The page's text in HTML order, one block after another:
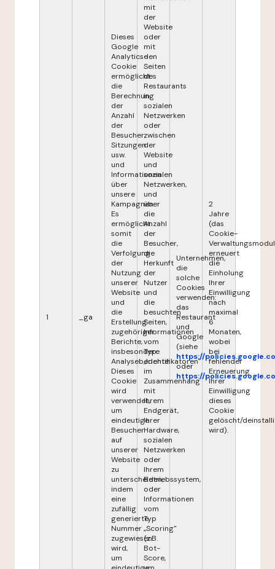
1 _ga
Dieses
Google
Analytics-
Cookie
ermöglicht
die
Berechnung
der
Anzahl
der
Besucher,
Sitzungen
usw.
und
Informationen
über
unsere
Kampagnen.
Es
ermöglicht
somit
die
Verfolgung
der
Nutzung
unserer
Website
und
die
Erstellung
zugehöriger
Berichte,
insbesondere
Analyseberichte.
Dieses
Cookie
wird
verwendet,
um
eindeutige
Besucher
auf
unserer
Website
zu
unterscheiden,
indem
eine
zufällig
generierte
Nummer
zugewiesen
wird,
um
mit
der
Website
oder
mit
den
Seiten
des
Restaurants
in
sozialen
Netzwerken
oder
zwischen
der
Website
und
sozialen
Netzwerken,
und
über
die
Anzahl
der
Besucher,
die
Herkunft
der
Nutzer
und
die
besuchten
Seiten,
Informationen
vom
Typ
„Identifikatoren"
im
Zusammenhang
mit
Ihrem
Endgerät,
Ihrer
Hardware,
sozialen
Netzwerken
oder
Ihrem
Betriebssystem,
oder
Informationen
vom
Typ
„Scoring"
(z.B.
Bot-
Score,
Unternehmen,
die
solche
Cookies
verwenden:
das
Restaurant
und
Google
(siehe
https://
oder
https://
2
Jahre
(das
Cookie-
Verwaltungsmodul
erneuert
die
Einholung
Ihrer
Einwilligung
nach
maximal
6
Monaten,
wobei
bei
fehlender
Erneuerung
Ihrer
Einwilligung
dieses
Cookie
gelöscht/
wird).